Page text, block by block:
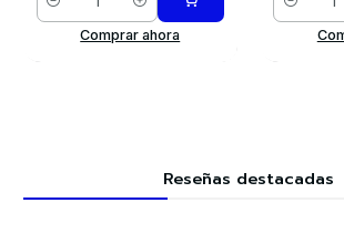
Cantidad
Comprar ahora
Cantidad
Reseñas destacadas